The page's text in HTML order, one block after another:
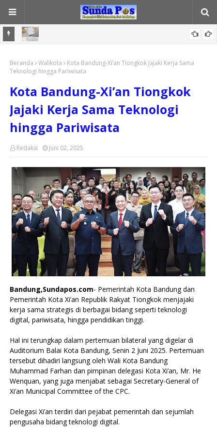
Ketika Portofolio Menjadi Ukuran Keberhasilan Mahasiswa
Istimewa”
Beranda Walikota
Kota Bandung-Xi’an Tiongkok Jajaki Kerja Sama
Teknologi hingga Pariwisata
Kota Bandung-Xi’an Tiongkok
Jajaki Kerja Sama Teknologi
hingga Pariwisata
Redaksi Juni 02, 2025
Bandung,Sundapos.com- Pemerintah Kota Bandung dan
Pemerintah Kota Xi’an Republik Rakyat Tiongkok menjajaki
kerja sama strategis di berbagai bidang seperti teknologi
digital, pariwisata, hingga pendidikan tinggi.
Hal ini terungkap dalam pertemuan bilateral yang digelar di
Auditorium Balai Kota Bandung, Senin 2 Juni 2025. Pertemuan
tersebut dihadiri langsung oleh Wali Kota Bandung
Muhammad Farhan dan pimpinan delegasi Kota Xi’an, Mr. He
Wenquan, yang juga menjabat sebagai Secretary-General of
Xi’an Municipal Committee of the CPC.
Delegasi Xi’an terdiri dari pejabat pemerintah dan sejumlah
pengusaha bidang teknologi digital.